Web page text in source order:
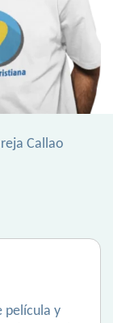
Callao
película y